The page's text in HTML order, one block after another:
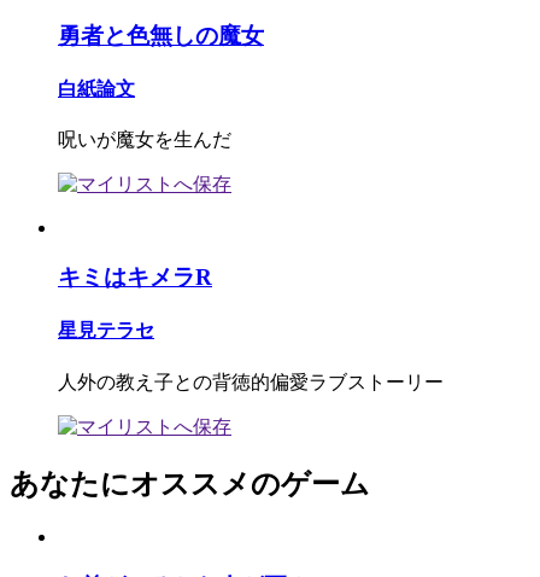
勇者と色無しの魔女
白紙論文
呪いが魔女を生んだ
キミはキメラR
星見テラセ
人外の教え子との背徳的偏愛ラブストーリー
あなたにオススメのゲーム